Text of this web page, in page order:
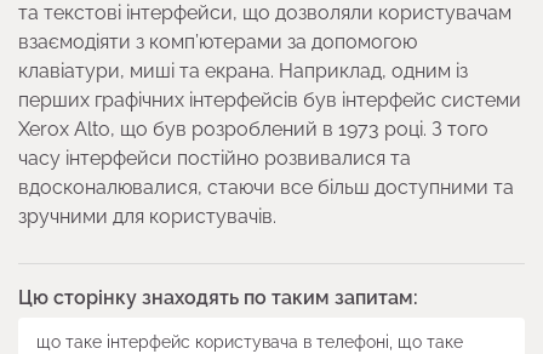
та текстові інтерфейси, що дозволяли користувачам
взаємодіяти з комп’ютерами за допомогою
клавіатури, миші та екрана. Наприклад, одним із
перших графічних інтерфейсів був інтерфейс системи
Xerox Alto, що був розроблений в 1973 році. З того
часу інтерфейси постійно розвивалися та
вдосконалювалися, стаючи все більш доступними та
зручними для користувачів.
Цю сторінку знаходять по таким запитам:
що таке інтерфейс користувача в телефоні, що таке